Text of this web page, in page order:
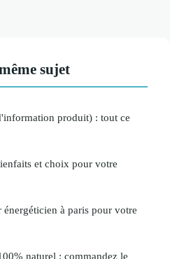
sujet
produit) : tout ce
et choix pour votre
à paris pour votre
naturel : commandez le